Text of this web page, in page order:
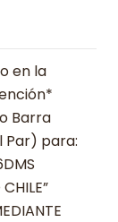
en la
Barra
Par) para:
CHILE”
MEDIANTE